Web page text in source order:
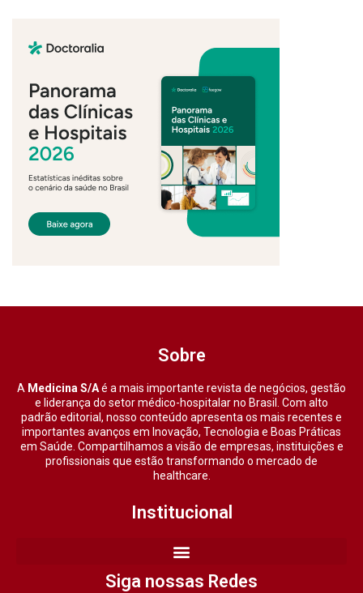
Sobre
A Medicina S/Aé a mais importante revista de negócios, gestão
e liderança do setor médico-hospitalar no Brasil. Com alto
padrão editorial, nosso conteúdo apresenta os mais recentes e
importantes avanços em Inovação, Tecnologia e Boas Práticas
em Saúde. Compartilhamos a visão de empresas, instituições e
profissionais que estão transformando o mercado de
healthcare.
Institucional
Siga nossas Redes